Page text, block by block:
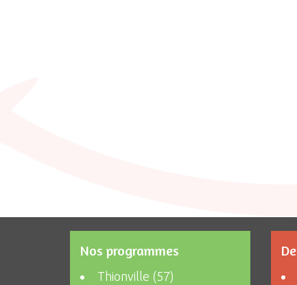
Nos programmes
Thionville (57)